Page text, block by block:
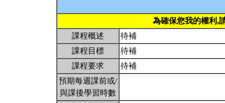
為確保您我的權利,
課程概述
待補
課程目標
待補
課程要求
待補
預期每週課前或/
與課後學習時數